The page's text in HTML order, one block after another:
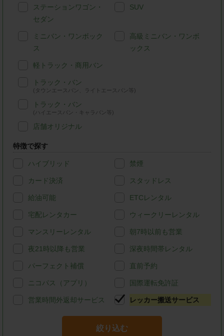
ステーションワゴン・
セダン
SUV
ミニバン・ワンボック
ス
高級ミニバン・ワンボ
ックス
軽トラック・商用バン
トラック・バン
(タウンエースバン、ライトエースバン等)
トラック・バン
(ハイエースバン・キャラバン等)
店舗オリジナル
特徴で探す
ハイブリッド 禁煙
カード決済 スタッドレス
給油可能 ETCレンタル
宅配レンタカー ウィークリーレンタル
マンスリーレンタル 朝7時以前も営業
夜21時以降も営業 深夜時間帯レンタル
パーフェクト補償 直前予約
ニコパス（アプリ） 国際運転免許証
営業時間外返却サービス レッカー搬送サービス
絞り込む